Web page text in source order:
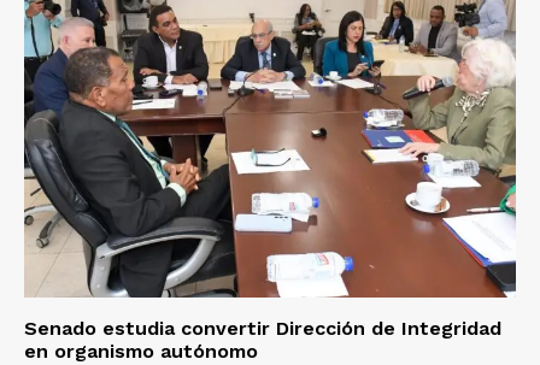
Senado estudia convertir Dirección de Integridad
en organismo autónomo